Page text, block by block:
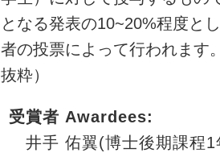
となる発表の10~20%程度と
者の投票によって行われます
抜粋）
受賞者 Awardees:
井手 佑翼(博士後期課程1